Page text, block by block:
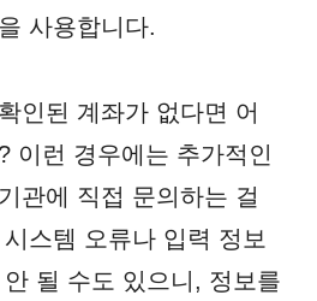
사용합니다.
인된 계좌가 없다면 어
이런 경우에는 추가적인
관에 직접 문의하는 걸
스템 오류나 입력 정보
될 수도 있으니, 정보를